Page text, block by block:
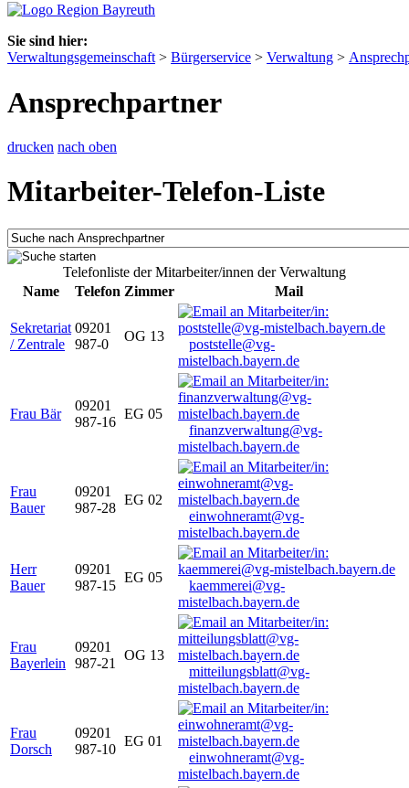
Sie sind hier:
Verwaltungsgemeinschaft > Bürgerservice > Verwaltung >
Ansprechpartner
drucken nach oben
Mitarbeiter-Telefon-Liste
Telefonliste der Mitarbeiter/innen der Verwaltung
Name
Telefon Zimmer Mail
Sekretariat
/ Zentrale
09201
987-0
OG 13
poststelle@vg-
mistelbach.bayern.de
Frau Bär
09201
987-16
EG 05
finanzverwaltung@vg-
mistelbach.bayern.de
Frau
Bauer
09201
987-28
EG 02
einwohneramt@vg-
mistelbach.bayern.de
Herr
Bauer
09201
987-15
EG 05
kaemmerei@vg-
mistelbach.bayern.de
Frau
Bayerlein
09201
987-21
OG 13
mitteilungsblatt@vg-
mistelbach.bayern.de
Frau
Dorsch
09201
987-10
EG 01
einwohneramt@vg-
mistelbach.bayern.de